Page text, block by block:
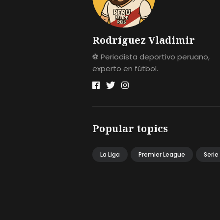
Rodríguez Vladimir
⚽ Periodista deportivo peruano,
experto en fútbol.
Popular topics
La Liga Premier League Serie